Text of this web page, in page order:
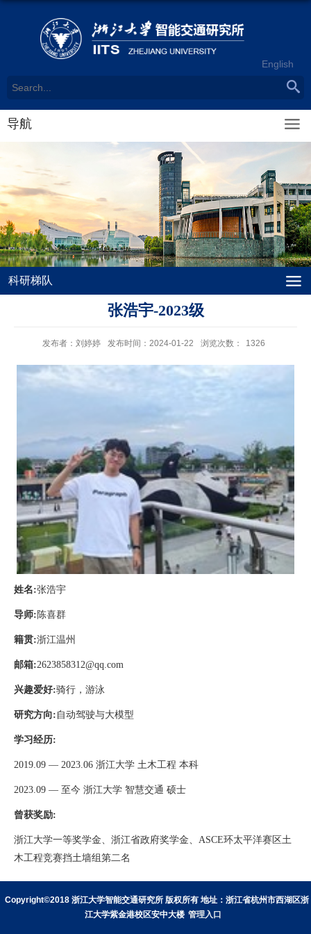
English
导航
科研梯队
张浩宇-2023级
发布者：刘婷婷 发布时间：2024-01-22 浏览次数： 1326
姓名:张浩宇
导师: 陈喜群
籍贯:浙江温州
邮箱:2623858312@qq.com
兴趣爱好:骑行，游泳
研究方向: 自动驾驶与大模型
学习经历:
2019.09 — 2023.06 浙江大学 土木工程 本科
2023.09 — 至今 浙江大学 智慧交通 硕士
曾获奖励:
浙江大学一等奖学金、浙江省政府奖学金、 ASCE环太平洋赛区土
木工程竞赛挡土墙组第二名
Copyright©2018 浙江大学智能交通研究所 版权所有 地址：浙江省杭州市西湖区浙
江大学紫金港校区安中大楼 管理入口